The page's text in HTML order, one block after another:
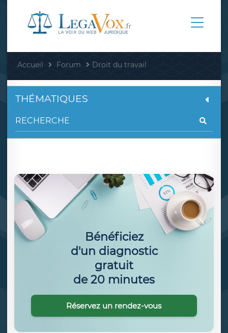
Accueil Forum Droit du travail
THÉMATIQUES
Bénéficiez
d'un diagnostic
gratuit
de 20 minutes
Réservez un rendez-vous